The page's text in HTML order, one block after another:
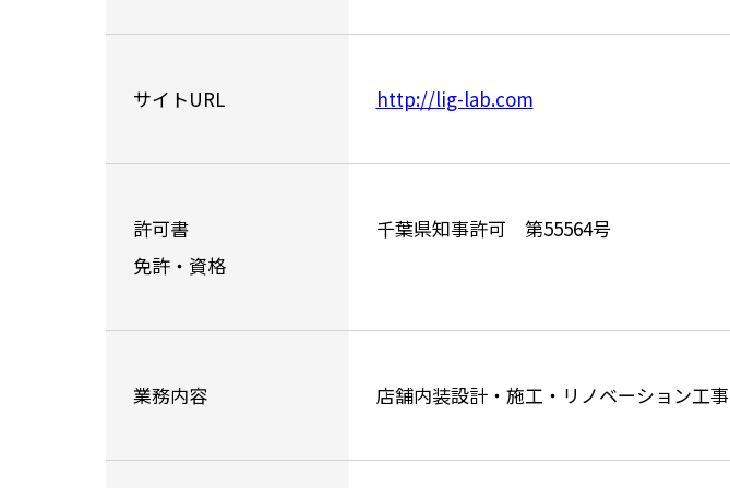
サイトURL http://lig-lab.com
許可書
免許・資格
千葉県知事許可 第55564号
業務内容 店舗内装設計・施⼯・リノベーション工事